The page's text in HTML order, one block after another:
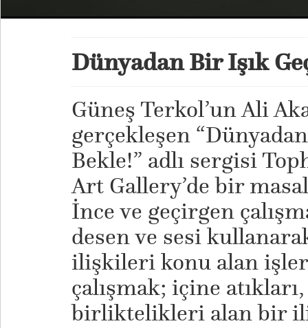
Dünyadan Bir Işık
Güneş Terkol’un Ali
gerçekleşen
Bekle!” adlı sergisi
Art Gallery’de bir
İnce ve geçirgen
desen ve sesi
ilişkileri konu alan
çalışmak; içine
birliktelikleri alan bir